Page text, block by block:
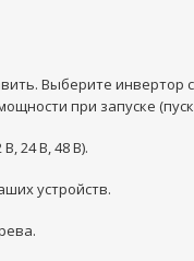
Выберите инвертор
при запуске
24 В, 48 В).
устройств.